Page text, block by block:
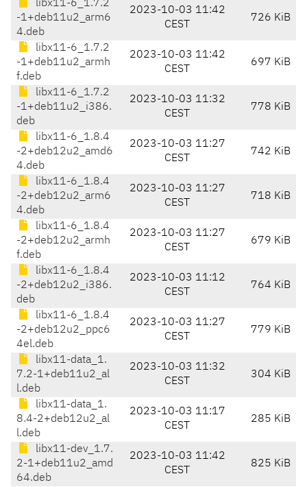
libx11-6_1.7.2
-1+deb11u2_arm6
4.deb
2023-10-03 11:42
CEST
726 KiB
libx11-6_1.7.2
-1+deb11u2_armh
f.deb
2023-10-03 11:42
CEST
697 KiB
libx11-6_1.7.2
-1+deb11u2_i386.
deb
2023-10-03 11:32
CEST
778 KiB
libx11-6_1.8.4
-2+deb12u2_amd6
4.deb
2023-10-03 11:27
CEST
742 KiB
libx11-6_1.8.4
-2+deb12u2_arm6
4.deb
2023-10-03 11:27
CEST
718 KiB
libx11-6_1.8.4
-2+deb12u2_armh
f.deb
2023-10-03 11:27
CEST
679 KiB
libx11-6_1.8.4
-2+deb12u2_i386.
deb
2023-10-03 11:12
CEST
764 KiB
libx11-6_1.8.4
-2+deb12u2_ppc6
4el.deb
2023-10-03 11:27
CEST
779 KiB
libx11-data_1.
7.2-1+deb11u2_al
l.deb
2023-10-03 11:32
CEST
304 KiB
libx11-data_1.
8.4-2+deb12u2_al
l.deb
2023-10-03 11:17
CEST
285 KiB
libx11-dev_1.7.
2-1+deb11u2_amd
64.deb
2023-10-03 11:42
CEST
825 KiB